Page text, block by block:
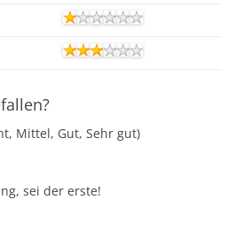
Mittel, Gut, Sehr gut)
sei der erste!